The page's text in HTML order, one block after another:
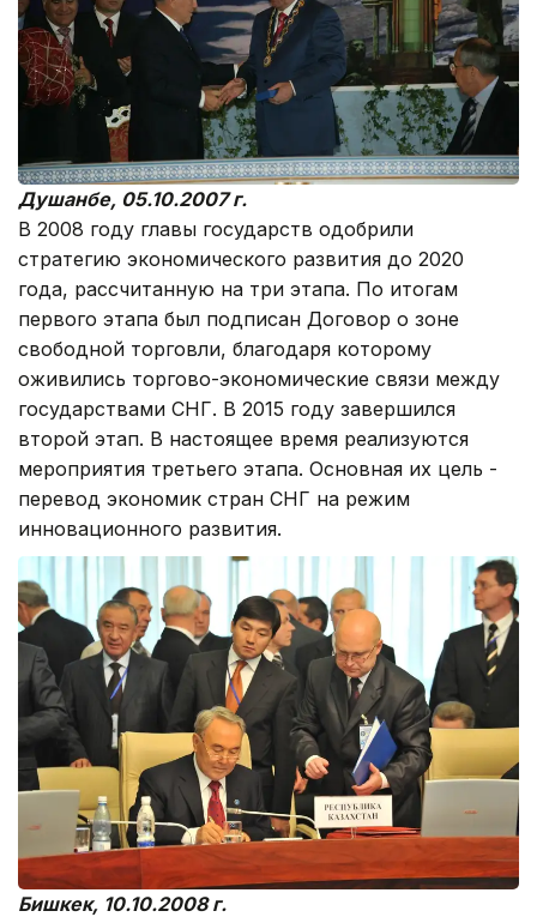
Душанбе, 05.10.2007 г.
В 2008 году главы государств одобрили
стратегию экономического развития до 2020
года, рассчитанную на три этапа. По итогам
первого этапа был подписан Договор о зоне
свободной торговли, благодаря которому
оживились торгово-экономические связи между
государствами СНГ. В 2015 году завершился
второй этап. В настоящее время реализуются
мероприятия третьего этапа. Основная их цель -
перевод экономик стран СНГ на режим
инновационного развития.
Бишкек, 10.10.2008 г.